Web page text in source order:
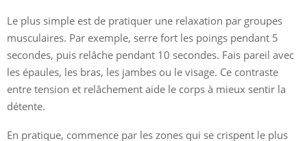
Le plus simple est de pratiquer une relaxation par groupes
musculaires. Par exemple, serre fort les poings pendant 5
secondes, puis relâche pendant 10 secondes. Fais pareil avec
les épaules, les bras, les jambes ou le visage. Ce contraste
entre tension et relâchement aide le corps à mieux sentir la
détente.
En pratique, commence par les zones qui se crispent le plus